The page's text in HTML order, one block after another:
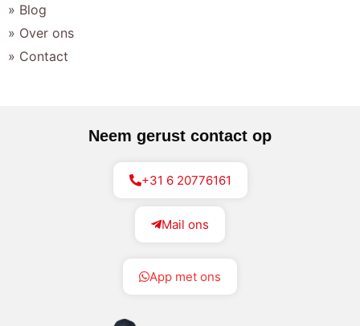
» Blog
» Over ons
» Contact
Neem gerust contact op
+31 6 20776161
Mail ons
App met ons